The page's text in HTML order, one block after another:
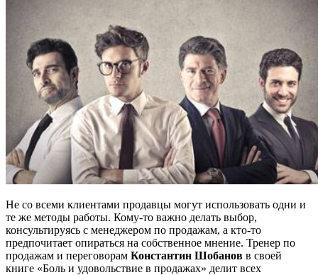
Не со всеми клиентами продавцы могут использовать одни и
те же методы работы. Кому-то важно делать выбор,
консультируясь с менеджером по продажам, а кто-то
предпочитает опираться на собственное мнение. Тренер по
продажам и переговорам Константин Шобанов в своей
книге «Боль и удовольствие в продажах» делит всех